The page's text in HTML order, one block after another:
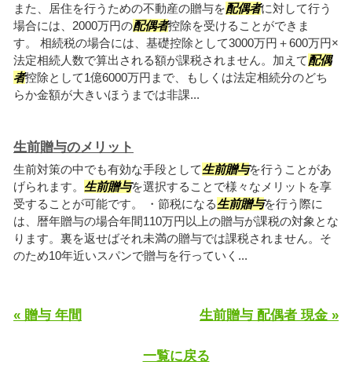
また、居住を行うための不動産の贈与を配偶者に対して行う
場合には、2000万円の配偶者控除を受けることができま
す。 相続税の場合には、基礎控除として3000万円＋600万円×
法定相続人数で算出される額が課税されません。加えて配偶
者控除として1億6000万円まで、もしくは法定相続分のどち
らか金額が大きいほうまでは非課...
生前贈与のメリット
生前対策の中でも有効な手段として生前贈与を行うことがあ
げられます。 生前贈与を選択することで様々なメリットを享
受することが可能です。 ・節税になる生前贈与を行う際に
は、暦年贈与の場合年間110万円以上の贈与が課税の対象とな
ります。裏を返せばそれ未満の贈与では課税されません。そ
のため10年近いスパンで贈与を行っていく...
« 贈与 年間 生前贈与 配偶者 現金 »
一覧に戻る